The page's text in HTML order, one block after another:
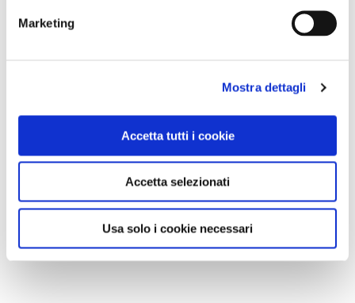
Marketing
Mostra dettagli
Accetta tutti i cookie
Accetta selezionati
Usa solo i cookie necessari